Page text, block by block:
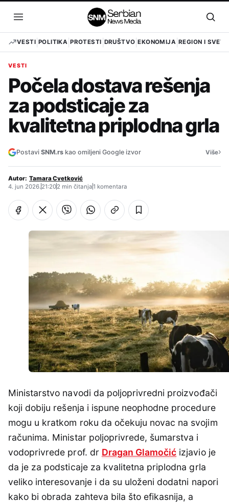
sadržaj
Otvori
meni
VESTI POLITIKA PROTESTI DRUŠTVO EKONOMIJA REGION I SVET
VESTI
Počela dostava rešenja
za podsticaje za
kvalitetna priplodna grla
Postavi SNM.rs kao omiljeni Google izvor Više›
Autor: Tamara Cvetković
4. jun 2026.21:202 min čitanja1 komentara
Ministarstvo navodi da poljoprivredni proizvođači
koji dobiju rešenja i ispune neophodne procedure
mogu u kratkom roku da očekuju novac na svojim
računima. Ministar poljoprivrede, šumarstva i
vodoprivrede prof. dr Dragan Glamočić izjavio je
da je za podsticaje za kvalitetna priplodna grla
veliko interesovanje i da su uloženi dodatni napori
kako bi obrada zahteva bila što efikasnija, a